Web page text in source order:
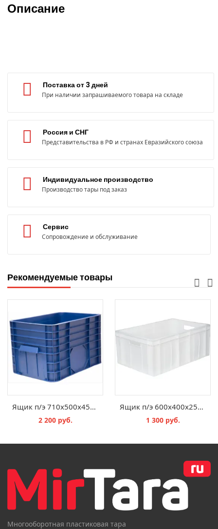
Описание
Поставка от 3 дней
При наличии запрашиваемого товара на складе
Россия и СНГ
Представительства в РФ и странах Евразийского союза
Индивидуальное производство
Производство тары под заказ
Сервис
Сопровождение и обслуживание
Рекомендуемые товары
Ящик п/э 710х500х455 сплошной
2 200 руб.
Ящик п/э 600х400х250 мороз. сплошной цв. натуральный
1 300 руб.
Многооборотная пластиковая тара